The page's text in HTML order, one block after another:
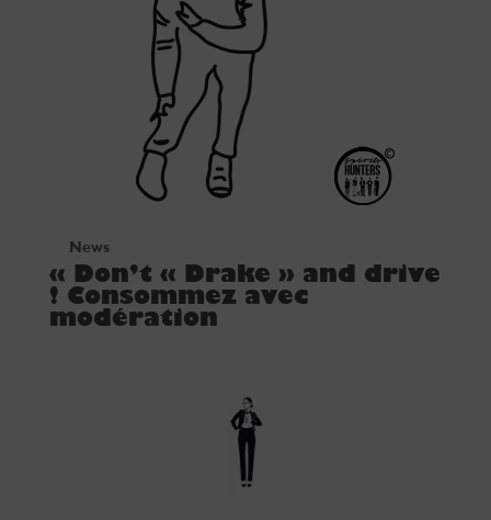
News
« Don’t « Drake » and drive
! Consommez avec
modération